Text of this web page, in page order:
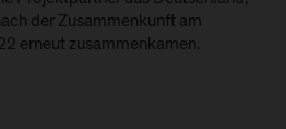
der Zusammenkunft am
erneut zusammenkamen.